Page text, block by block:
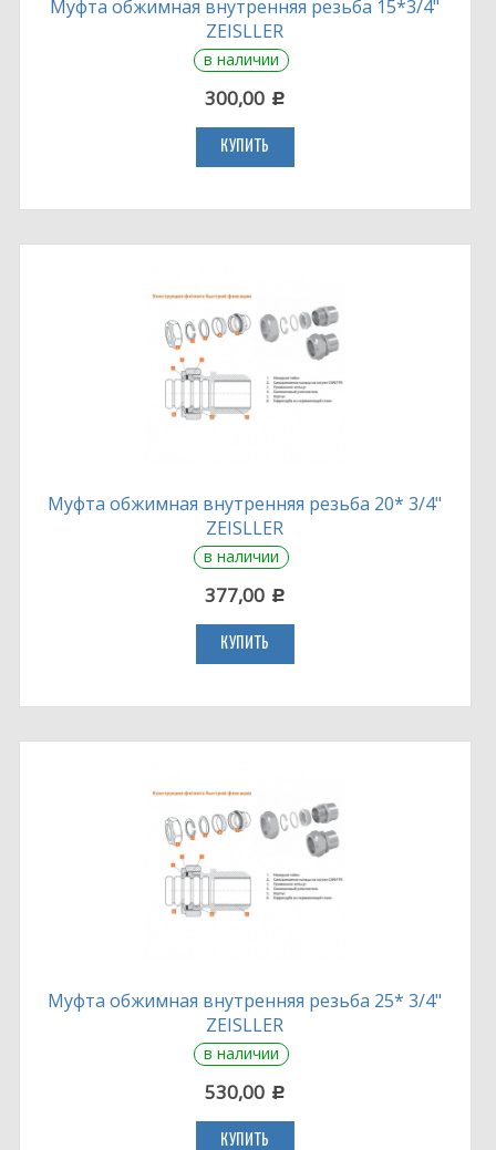
Муфта обжимная внутренняя резьба 15*3/4"
ZEISLLER
в наличии
300,00 c
КУПИТЬ
Муфта обжимная внутренняя резьба 20* 3/4"
ZEISLLER
в наличии
377,00 c
КУПИТЬ
Муфта обжимная внутренняя резьба 25* 3/4"
ZEISLLER
в наличии
530,00 c
КУПИТЬ